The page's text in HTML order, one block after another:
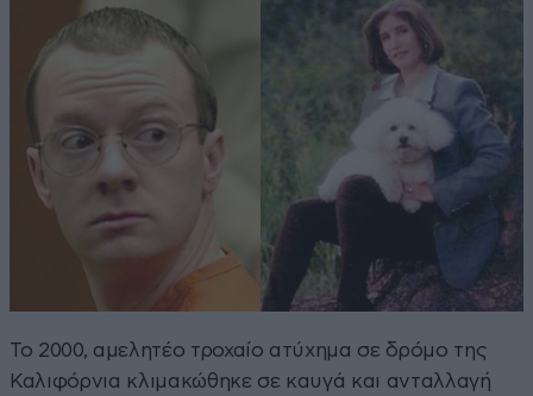
Το 2000, αμελητέο τροχαίο ατύχημα σε δρόμο της
Καλιφόρνια κλιμακώθηκε σε καυγά και ανταλλαγή